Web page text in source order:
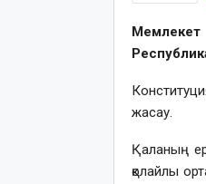
жасау.
Қаланың
қолайлы